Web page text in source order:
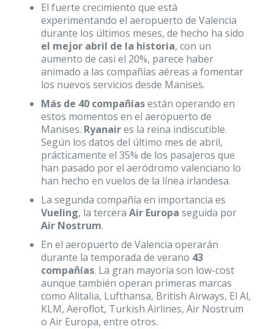
El fuerte crecimiento que está
experimentando el aeropuerto de Valencia
durante los últimos meses, de hecho ha sido
el mejor abril de la historia, con un
aumento de casi el 20%, parece haber
animado a las compañías aéreas a fomentar
los nuevos servicios desde Manises.
Más de 40 compañíasestán operando en
estos momentos en el aeropuerto de
Manises. Ryanaires la reina indiscutible.
Según los datos del último mes de abril,
prácticamente el 35% de los pasajeros que
han pasado por el aeródromo valenciano lo
han hecho en vuelos de la línea irlandesa.
La segunda compañía en importancia es
Vueling, la tercera Air Europa seguida por
Air Nostrum.
En el aeropuerto de Valencia operarán
durante la temporada de verano 43
compañías. La gran mayoría son low-cost
aunque también operan primeras marcas
como Alitalia, Lufthansa, British Airways, El Al,
KLM, Aeroflot, Turkish Airlines, Air Nostrum
o Air Europa, entre otros.